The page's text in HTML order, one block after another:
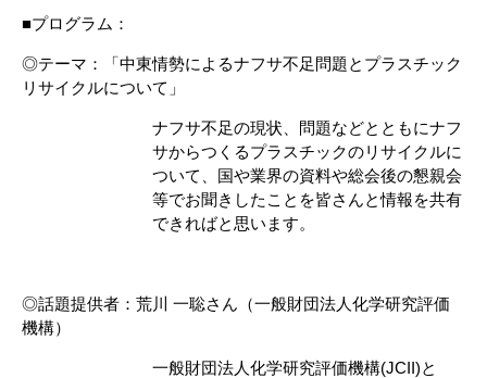
■プログラム：
◎テーマ：「中東情勢によるナフサ不足問題とプラスチック
リサイクルについて」
ナフサ不足の現状、問題などとともにナフ
サからつくるプラスチックのリサイクルに
ついて、国や業界の資料や総会後の懇親会
等でお聞きしたことを皆さんと情報を共有
できればと思います。
◎話題提供者：荒川 一聡さん（一般財団法人化学研究評価
機構）
一般財団法人化学研究評価機構(JCII)と